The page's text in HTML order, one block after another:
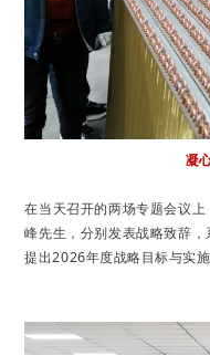
凝
在当天召开的两场专题会议
峰先生，分别发表战略致辞
提出2026年度战略目标与实施